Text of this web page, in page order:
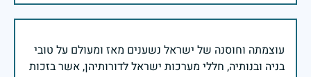
עוצמתה וחוסנה של ישראל נשענים מאז ומעולם על טובי
בניה ובנותיה, חללי מערכות ישראל לדורותיהן, אשר בזכות